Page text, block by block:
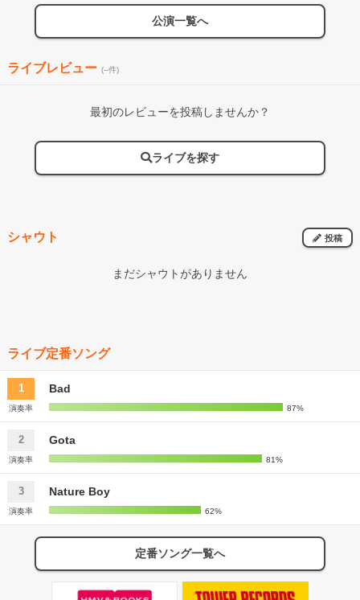
公演一覧へ
ライブレビュー (--件)
最初のレビューを投稿しませんか？
ライブを探す
シャウト 投稿
まだシャウトがありません
ライブ定番ソング
1 Bad
演奏率 87%
2 Gota
演奏率 81%
3 Nature Boy
演奏率 62%
定番ソング一覧へ